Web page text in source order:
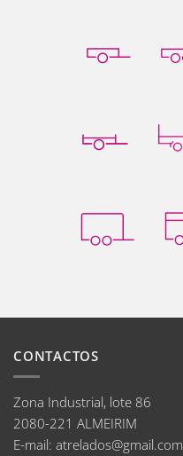
CONTACTOS
Zona Industrial, lote 86
2080-221 ALMEIRIM
E-mail: atrelados@gmail.com